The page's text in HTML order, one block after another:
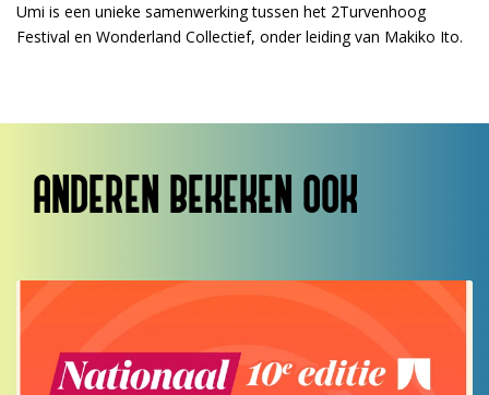
Umi is een unieke samenwerking tussen het 2Turvenhoog
Festival en Wonderland Collectief, onder leiding van Makiko Ito.
ANDEREN BEKEKEN OOK